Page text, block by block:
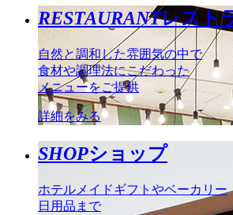
RESTAURANTレスト
自然と調和した雰囲気の中で
食材や調理法にこだわった
メニューをご提供
詳細をみる
SHOPショップ
ホテルメイドギフトやベーカリー
日用品まで